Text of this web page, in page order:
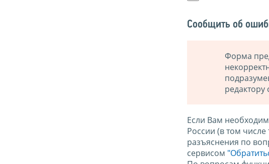
Сообщить об
Форма
Если Вам
России (в том
разъяснения по
сервисом